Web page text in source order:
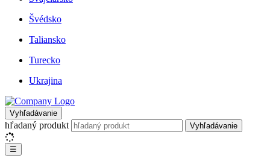
Švédsko
Taliansko
Turecko
Ukrajina
Vyhľadávanie
hľadaný produkt Vyhľadávanie
☰